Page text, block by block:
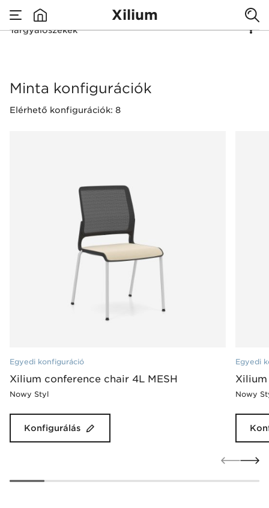
Xilium
Tárgyalószékek
Tárgyalószékek
​Your best
Minta konfigurációk
Elérhető konfigurációk: 8
Egyedi konfiguráció
Xilium conference chair 4L MESH
Nowy Styl
Konfigurálás
Egyedi
Nowy